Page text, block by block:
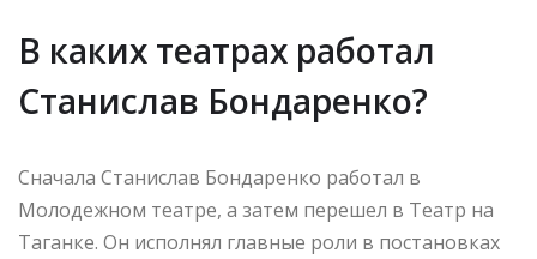
В каких театрах работал
Станислав Бондаренко?
Сначала Станислав Бондаренко работал в
Молодежном театре, а затем перешел в Театр на
Таганке. Он исполнял главные роли в постановках